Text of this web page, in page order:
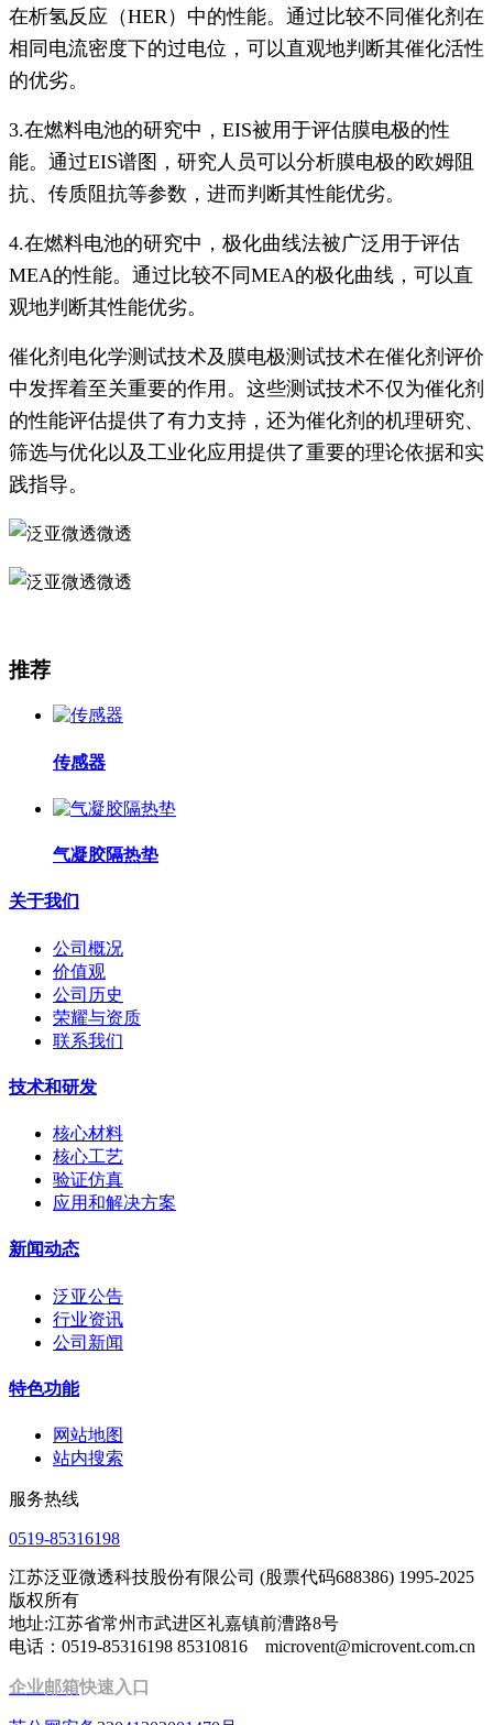
在析氢反应（HER）中的性能。通过比较不同催化剂在
相同电流密度下的过电位，可以直观地判断其催化活性
的优劣。
3.在燃料电池的研究中，EIS被用于评估膜电极的性
能。通过EIS谱图，研究人员可以分析膜电极的欧姆阻
抗、传质阻抗等参数，进而判断其性能优劣。
4.在燃料电池的研究中，极化曲线法被广泛用于评估
MEA的性能。通过比较不同MEA的极化曲线，可以直
观地判断其性能优劣。
催化剂电化学测试技术及膜电极测试技术在催化剂评价
中发挥着至关重要的作用。这些测试技术不仅为催化剂
的性能评估提供了有力支持，还为催化剂的机理研究、
筛选与优化以及工业化应用提供了重要的理论依据和实
践指导。
推荐
传感器
气凝胶隔热垫
关于我们
公司概况
价值观
公司历史
荣耀与资质
联系我们
技术和研发
核心材料
核心工艺
验证仿真
应用和解决方案
新闻动态
泛亚公告
行业资讯
公司新闻
特色功能
网站地图
站内搜索
服务热线
0519-85316198
江苏泛亚微透科技股份有限公司 (股票代码688386) 1995-2025
版权所有
地址:江苏省常州市武进区礼嘉镇前漕路8号
电话：0519-85316198 85310816 microvent@microvent.com.cn
企业邮箱快速入口